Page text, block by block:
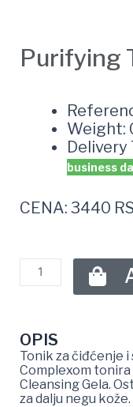
Purifying
Weight:
Delivery
business
CENA: 3440
OPIS
Tonik za čiđćenje i
Complexom
Cleansing Gela.
za dalju negu kože.